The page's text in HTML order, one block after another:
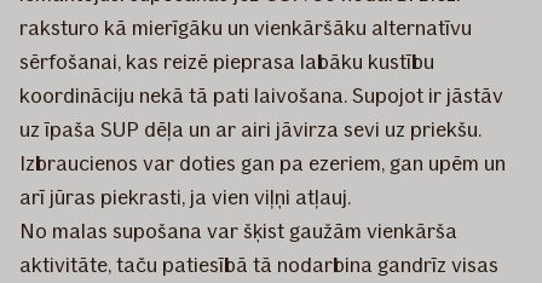
raksturo kā mierīgāku un vienkāršāku alternatīvu
sērfošanai, kas reizē pieprasa labāku kustību
koordināciju nekā tā pati laivošana. Supojot ir jāstāv
uz īpaša SUP dēļa un ar airi jāvirza sevi uz priekšu.
Izbraucienos var doties gan pa ezeriem, gan upēm un
arī jūras piekrasti, ja vien viļņi atļauj.
No malas supošana var šķist gaužām vienkārša
aktivitāte, taču patiesībā tā nodarbina gandrīz visas